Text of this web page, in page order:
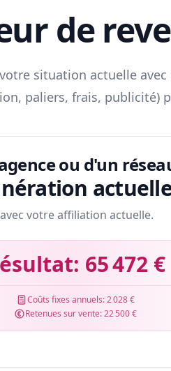
de
situation actuelle
paliers, frais,
ou d'un
votre affiliation actuelle.
65 472 €
Coûts fixes annuels:2 028 €
Retenues sur vente:22 500 €